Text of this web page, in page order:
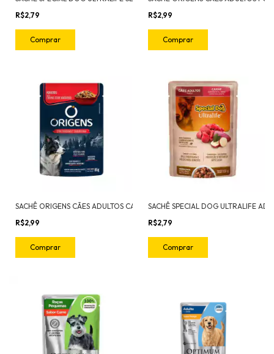
R$2,79
R$2,99
SACHÊ ORIGENS CÃES ADULTOS CARNE COM ABÓBORA 85G
R$2,99
R$2,79